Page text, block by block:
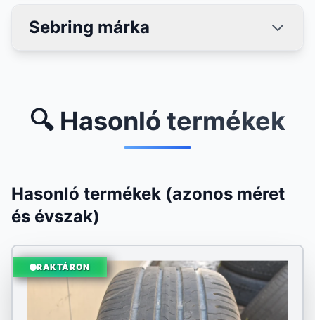
Sebring márka
🔍 Hasonló termékek
Hasonló termékek (azonos méret
és évszak)
RAKTÁRON